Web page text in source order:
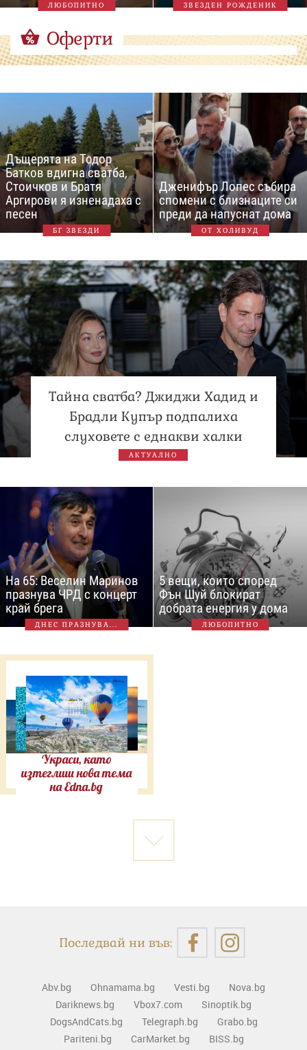
ЛЮБОПИТНО ЗВЕЗДЕН РОЖДЕНИК
Оферти
Дъщерята на Тодор
Батков вдигна сватба,
Стоичков и Братя
Аргирови я изненадаха с
песен
БГ ЗВЕЗДИ
Дженифър Лопес събира
спомени с близнаците си
преди да напуснат дома
ОТ ХОЛИВУД
Тайна сватба? Джиджи Хадид и
Брадли Купър подпалиха
слуховете с еднакви халки
АКТУАЛНО
На 65: Веселин Маринов
празнува ЧРД с концерт
край брега
ДНЕС ПРАЗНУВА...
5 вещи, които според
Фън Шуй блокират
добрата енергия у дома
ЛЮБОПИТНО
Украси, като
изтеглиш нова тема
на Edna.bg
Последвай ни във:
Abv.bg Ohnamama.bg Vesti.bg
Nova.bg
Dariknews.bg
Vbox7.com
Sinoptik.bg
DogsAndCats.bg
Telegraph.bg
Grabo.bg
Pariteni.bg
CarMarket.bg BISS.bg